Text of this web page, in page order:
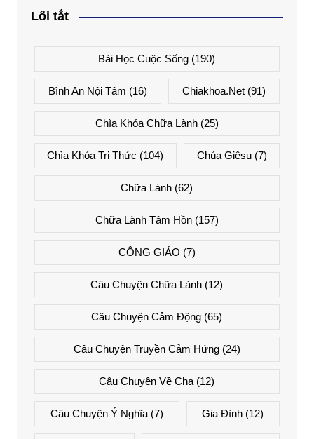
Lối tắt
Bài Học Cuộc Sống (190)
Bình An Nội Tâm (16) Chiakhoa.net (91)
Chìa Khóa Chữa Lành(25)
Chìa Khóa Tri Thức (104) Chúa Giêsu(7)
Chữa Lành (62)
Chữa Lành Tâm Hồn(157)
CÔNG GIÁO (7)
Câu Chuyện Chữa Lành (12)
Câu Chuyện Cảm Động (65)
Câu Chuyện Truyền Cảm Hứng(24)
Câu Chuyện Về Cha (12)
Câu Chuyện Ý Nghĩa(7) Gia Đình (12)